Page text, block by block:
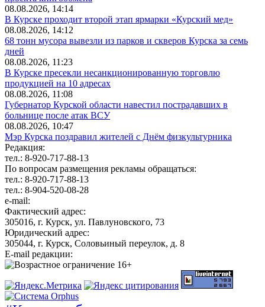
08.08.2026, 14:14
В Курске проходит второй этап ярмарки «Курский мед»
08.08.2026, 14:12
68 тонн мусора вывезли из парков и скверов Курска за семь
дней
08.08.2026, 11:23
В Курске пресекли несанкционированную торговлю
продукцией на 10 адресах
08.08.2026, 11:08
Губернатор Курской области навестил пострадавших в
больнице после атак ВСУ
08.08.2026, 10:47
Мэр Курска поздравил жителей с Днём физкультурника
Редакция:
тел.: 8-920-717-88-13
По вопросам размещения рекламы обращаться:
тел.: 8-920-717-88-13
тел.: 8-904-520-08-28
e-mail:
Фактический адрес:
305016, г. Курск, ул. Павлуновского, 73
Юридический адрес:
305044, г. Курск, Соловьиный переулок, д. 8
E-mail редакции: